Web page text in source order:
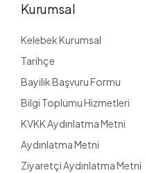
Kurumsal
Kelebek Kurumsal
Tarihçe
Bayilik Başvuru Formu
Bilgi Toplumu Hizmetleri
KVKK Aydınlatma Metni
Aydınlatma Metni
Ziyaretçi Aydınlatma Metni